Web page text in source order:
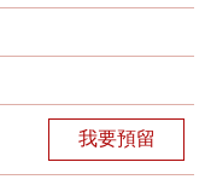
我要預留